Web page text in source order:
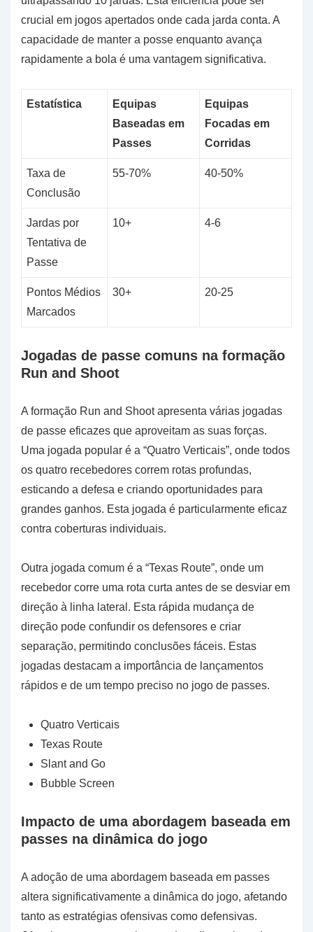
crucial em jogos apertados onde cada jarda conta. A
capacidade de manter a posse enquanto avança
rapidamente a bola é uma vantagem significativa.
Estatística
Equipas
Baseadas em
Passes
Equipas
Focadas em
Corridas
Taxa de
Conclusão
55-70% 40-50%
Jardas por
Tentativa de
Passe
10+ 4-6
Pontos Médios
Marcados
30+ 20-25
Jogadas de passe comuns na formação
Run and Shoot
A formação Run and Shoot apresenta várias jogadas
de passe eficazes que aproveitam as suas forças.
Uma jogada popular é a “Quatro Verticais”, onde todos
os quatro recebedores correm rotas profundas,
esticando a defesa e criando oportunidades para
grandes ganhos. Esta jogada é particularmente eficaz
contra coberturas individuais.
Outra jogada comum é a “Texas Route”, onde um
recebedor corre uma rota curta antes de se desviar em
direção à linha lateral. Esta rápida mudança de
direção pode confundir os defensores e criar
separação, permitindo conclusões fáceis. Estas
jogadas destacam a importância de lançamentos
rápidos e de um tempo preciso no jogo de passes.
Quatro Verticais
Texas Route
Slant and Go
Bubble Screen
Impacto de uma abordagem baseada em
passes na dinâmica do jogo
A adoção de uma abordagem baseada em passes
altera significativamente a dinâmica do jogo, afetando
tanto as estratégias ofensivas como defensivas.